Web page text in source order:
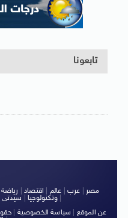
تابعونا
مصر عرب عالم اقتصاد رياضة
وتكنولوجيا| سيدتى
|
عن الموقع
سياسة الخصوصية